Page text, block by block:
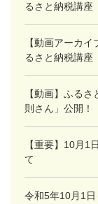
るさと納税講座
【動画アーカ
るさと納税講座
【動画】ふる
則さん」公開！
【重要】10月1
て
令和5年10月1